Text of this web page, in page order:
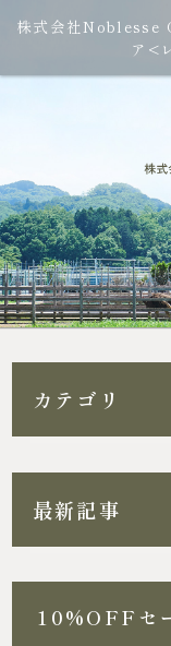
株式会社Noblesse
ア<
カテゴリ
最新記事
10%OFFセ